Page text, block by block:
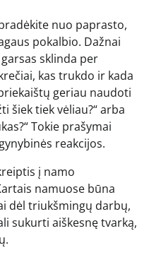
nuo paprasto,
pokalbio. Dažnai
sklinda per
kas trukdo ir kada
geriau naudoti
šiek tiek vėliau?“ arba
Tokie prašymai
reakcijos.
į namo
namuose būna
dėl triukšmingų darbų,
sukurti aiškesnę tvarką,